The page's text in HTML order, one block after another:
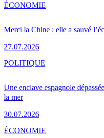
Merci la Chine : elle a sauvé
27.07.2026
ÉCONOMIE
Une enclave espagnole
la mer
30.07.2026
POLITIQUE
ÉCONOMIE